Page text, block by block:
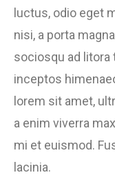
luctus, odio eget
nisi, a porta
sociosqu ad litora
inceptos
lorem sit amet,
a enim viverra
mi et euismod.
lacinia.